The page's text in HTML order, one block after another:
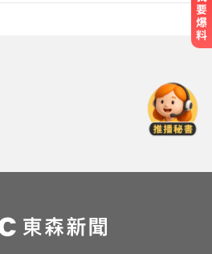
神
來了！ 14檔「配息率
看